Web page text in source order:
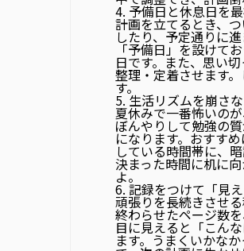
4. 予備日と休息日を
計画を立てるとき、
したり、予定通りに
「予備日」を設けて
日です。また、思い
整理・定着させます
す。
5. 生活リズムを崩さ
夏休みで一番怖いの
ぼんやりして勉強の
になります。おすす
している時間帯に、
決まった時間に机に
よ。
6. 記録をつけて「見
頑張りを長続きさせ
終わらせたページ数
目に見えると「こん
ます。うまくいかな